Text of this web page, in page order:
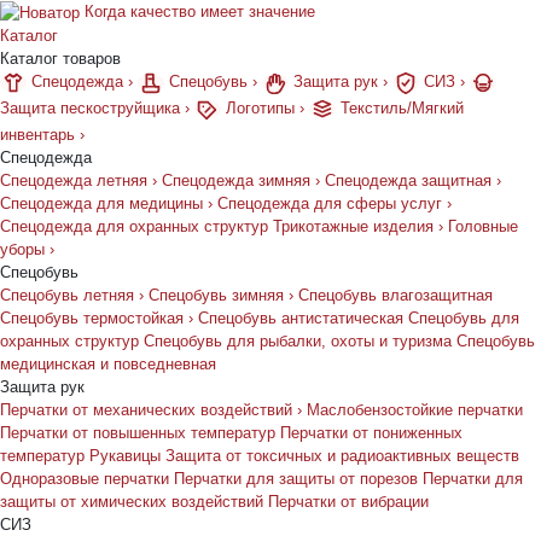
Когда качество имеет значение
Каталог
Каталог товаров
Спецодежда › Спецобувь › Защита рук › СИЗ ›
Защита пескоструйщика › Логотипы ›
Текстиль/Мягкий
инвентарь ›
Спецодежда
Спецодежда летняя › Спецодежда зимняя › Спецодежда защитная ›
Спецодежда для медицины › Спецодежда для сферы услуг ›
Спецодежда для охранных структур Трикотажные изделия › Головные
уборы ›
Спецобувь
Спецобувь летняя › Спецобувь зимняя › Спецобувь влагозащитная
Спецобувь термостойкая › Спецобувь антистатическая Спецобувь для
охранных структур Спецобувь для рыбалки, охоты и туризма Спецобувь
медицинская и повседневная
Защита рук
Перчатки от механических воздействий › Маслобензостойкие перчатки
Перчатки от повышенных температур Перчатки от пониженных
температур Рукавицы Защита от токсичных и радиоактивных веществ
Одноразовые перчатки Перчатки для защиты от порезов Перчатки для
защиты от химических воздействий Перчатки от вибрации
СИЗ